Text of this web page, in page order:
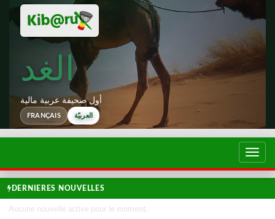
الغد
أول صحيفة عربية مالية
FRANÇAIS العربيّة
تبديل
DERNIERES NOUVELLES
Aucune nouvelle active pour le moment.